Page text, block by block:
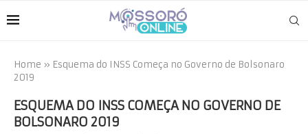
Home » Esquema do INSS Começa no Governo de Bolsonaro
2019
ESQUEMA DO INSS COMEÇA NO GOVERNO DE
BOLSONARO 2019